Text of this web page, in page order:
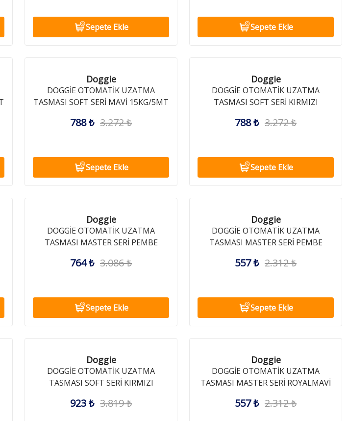
Sepete Ekle Sepete Ekle
Doggie
DOGGİE OTOMATİK UZATMA
TASMASI SOFT SERİ MAVİ 15KG/5MT
788 ₺ 3.272 ₺
Sepete Ekle
Doggie
DOGGİE OTOMATİK UZATMA
TASMASI SOFT SERİ KIRMIZI
788 ₺ 3.272 ₺
Sepete Ekle
Doggie
DOGGİE OTOMATİK UZATMA
TASMASI MASTER SERİ PEMBE
764 ₺ 3.086 ₺
Sepete Ekle
Doggie
DOGGİE OTOMATİK UZATMA
TASMASI MASTER SERİ PEMBE
557 ₺ 2.312 ₺
Sepete Ekle
Doggie
DOGGİE OTOMATİK UZATMA
TASMASI SOFT SERİ KIRMIZI
923 ₺ 3.819 ₺
Doggie
DOGGİE OTOMATİK UZATMA
TASMASI MASTER SERİ ROYALMAVİ
557 ₺ 2.312 ₺